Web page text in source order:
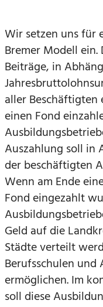
Wir setzen uns für
Bremer Modell ein.
Beiträge, in
aller Beschäftigten
einen Fond
Auszahlung soll in
der beschäftigten
Wenn am Ende
Fond eingezahlt
Geld auf die
Städte verteilt
Berufsschulen
ermöglichen. Im
soll diese